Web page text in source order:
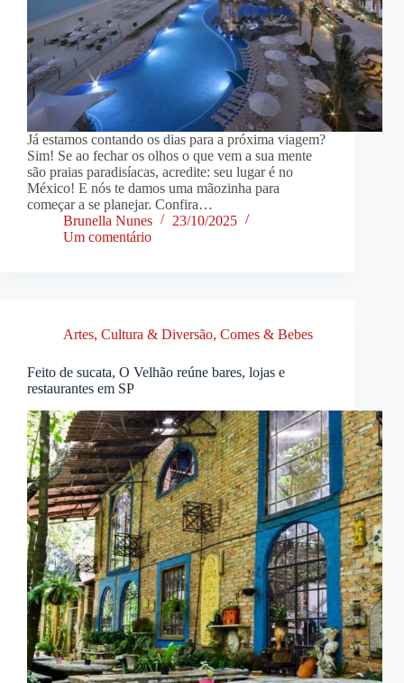
Já estamos contando os dias para a próxima viagem?
Sim! Se ao fechar os olhos o que vem a sua mente
são praias paradisíacas, acredite: seu lugar é no
México! E nós te damos uma mãozinha para
começar a se planejar. Confira…
Brunella Nunes
23/10/2025
Um comentário
Artes, Cultura & Diversão, Comes & Bebes
Feito de sucata, O Velhão reúne bares, lojas e
restaurantes em SP